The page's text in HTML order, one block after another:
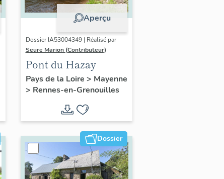
Aperçu
Dossier IA53004349 | Réalisé par
Seure Marion (Contributeur)
Pont du Hazay
Pays de la Loire > Mayenne
> Rennes-en-Grenouilles
Dossier